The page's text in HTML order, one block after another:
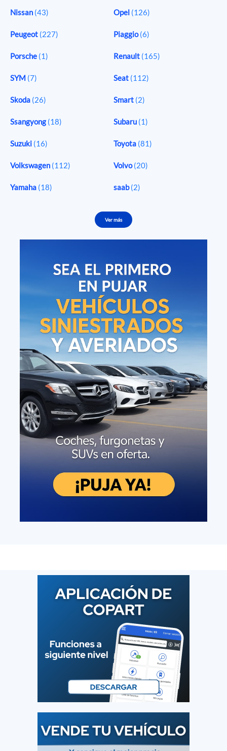
Nissan (43) Opel (126)
Peugeot (227) Piaggio(6)
Porsche (1) Renault (165)
SYM (7) Seat (112)
Skoda (26) Smart (2)
Ssangyong (18) Subaru (1)
Suzuki (16) Toyota (81)
Volkswagen (112) Volvo(20)
Yamaha (18) saab(2)
Ver más